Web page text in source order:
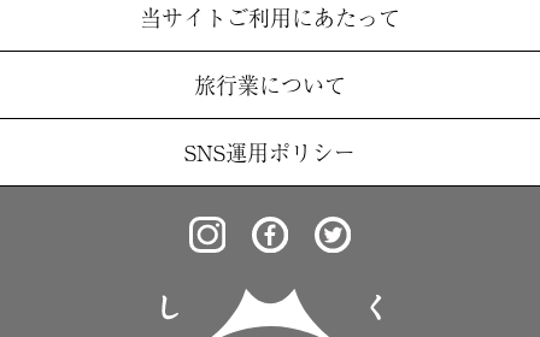
当サイトご利用にあたって
旅行業について
SNS運用ポリシー